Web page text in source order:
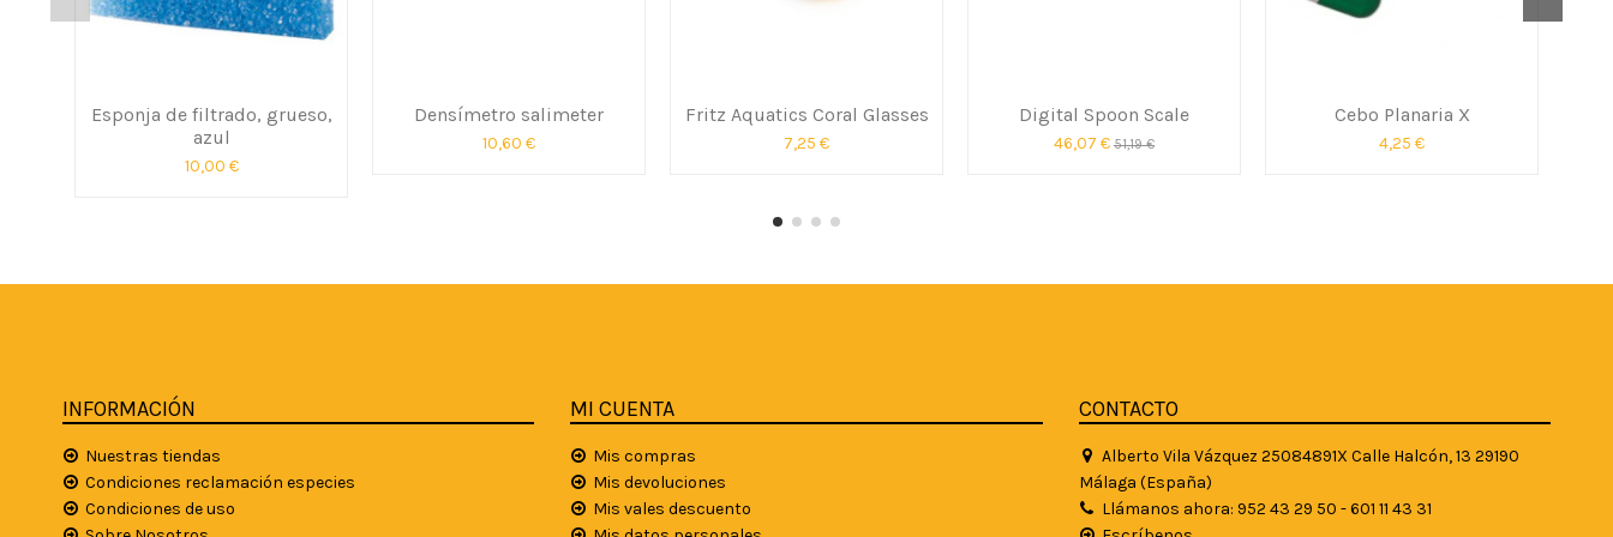
Esponja de filtrado, grueso,
azul
10,00 €
Densímetro salimeter
10,60 €
Fritz Aquatics Coral Glasses
7,25 €
Digital Spoon Scale
46,07 € 51,19 €
Cebo Planaria X
4,25 €
INFORMACIÓN
Nuestras tiendas
Condiciones reclamación especies
Condiciones de uso
MI CUENTA
Mis compras
Mis devoluciones
Mis vales descuento
CONTACTO
Alberto Vila Vázquez 25084891X Calle Halcón, 13 29190
Málaga (España)
Llámanos ahora: 952 43 29 50 - 601 11 43 31